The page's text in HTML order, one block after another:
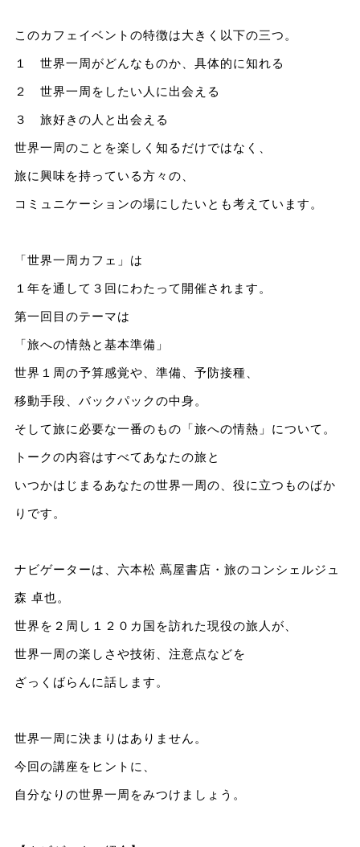
このカフェイベントの特徴は大きく以下の三つ。
１ 世界一周がどんなものか、具体的に知れる
２ 世界一周をしたい人に出会える
３ 旅好きの人と出会える
世界一周のことを楽しく知るだけではなく、
旅に興味を持っている方々の、
コミュニケーションの場にしたいとも考えています。
「世界一周カフェ」は
１年を通して３回にわたって開催されます。
第一回目のテーマは
「旅への情熱と基本準備」
世界１周の予算感覚や、準備、予防接種、
移動手段、バックパックの中身。
そして旅に必要な一番のもの「旅への情熱」について。
トークの内容はすべてあなたの旅と
いつかはじまるあなたの世界一周の、役に立つものばか
りです。
ナビゲーターは、六本松 蔦屋書店・旅のコンシェルジュ
森 卓也。
世界を２周し１２０カ国を訪れた現役の旅人が、
世界一周の楽しさや技術、注意点などを
ざっくばらんに話します。
世界一周に決まりはありません。
今回の講座をヒントに、
自分なりの世界一周をみつけましょう。